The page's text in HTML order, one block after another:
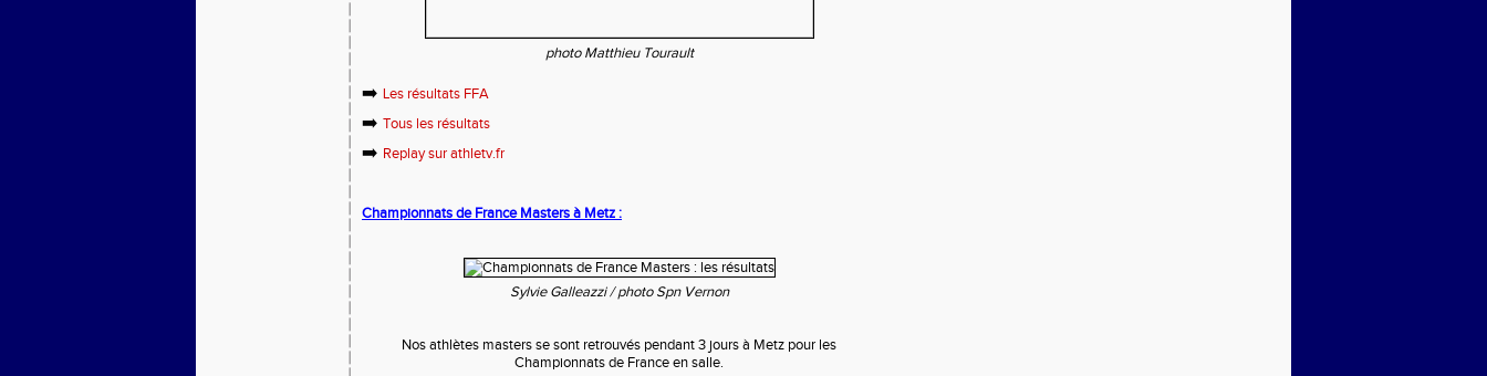
photo Matthieu Tourault
➡️ Les résultats FFA
➡️ Tous les résultats
➡️ Replay sur athletv.fr
Championnats de France Masters à Metz :
Sylvie Galleazzi / photo Spn Vernon
Nos athlètes masters se sont retrouvés pendant 3 jours à Metz pour les
Championnats de France en salle.